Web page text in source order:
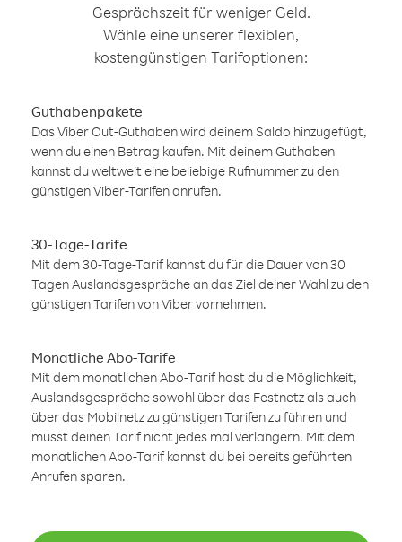
Gesprächszeit für weniger Geld.
Wähle eine unserer flexiblen,
kostengünstigen Tarifoptionen:
Guthabenpakete
Das Viber Out-Guthaben wird deinem Saldo hinzugefügt,
wenn du einen Betrag kaufen. Mit deinem Guthaben
kannst du weltweit eine beliebige Rufnummer zu den
günstigen Viber-Tarifen anrufen.
30-Tage-Tarife
Mit dem 30-Tage-Tarif kannst du für die Dauer von 30
Tagen Auslandsgespräche an das Ziel deiner Wahl zu den
günstigen Tarifen von Viber vornehmen.
Monatliche Abo-Tarife
Mit dem monatlichen Abo-Tarif hast du die Möglichkeit,
Auslandsgespräche sowohl über das Festnetz als auch
über das Mobilnetz zu günstigen Tarifen zu führen und
musst deinen Tarif nicht jedes mal verlängern. Mit dem
monatlichen Abo-Tarif kannst du bei bereits geführten
Anrufen sparen.